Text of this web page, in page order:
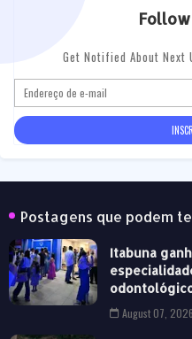
Get Notified About Next
Postagens que podem
Itabuna
August 07, 2026